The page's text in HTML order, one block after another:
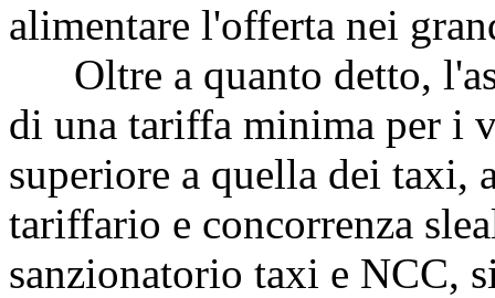
alimentare l'offerta nei
Oltre a quanto detto,
di una tariffa minima per i
superiore a quella dei
tariffario e concorrenza
sanzionatorio taxi e NCC,